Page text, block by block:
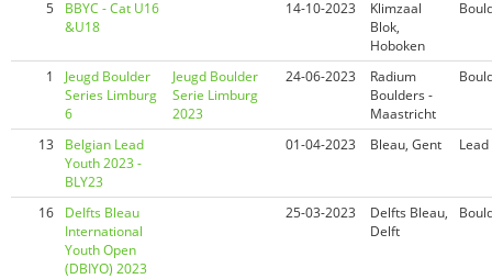
5
BBYC - Cat U16
&U18
14-10-2023
Klimzaal
Blok,
Hoboken
1
Jeugd Boulder
Series Limburg
6
Jeugd Boulder
Serie Limburg
2023
24-06-2023
Radium
Boulders -
Maastricht
13
Belgian Lead
Youth 2023 -
BLY23
01-04-2023 Bleau, Gent Lead
16
Delfts Bleau
International
Youth Open
(DBIYO) 2023
25-03-2023
Delfts Bleau,
Delft